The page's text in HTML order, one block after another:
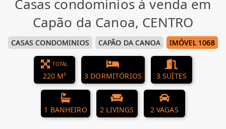
Casas condominios à venda em
Capão da Canoa, CENTRO
CASAS CONDOMINIOS CAPÃO DA CANOA IMÓVEL 1068
TOTAL
220 M² 3 DORMITÓRIOS 3 SUÍTES
1 BANHEIRO 2 LIVINGS 2 VAGAS